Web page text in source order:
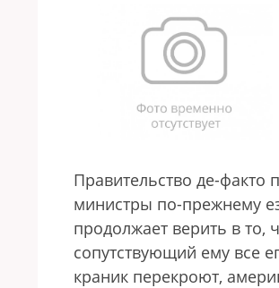
Правительство де-факто
министры по-прежнему
продолжает верить в то,
сопутствующий ему все
краник перекроют,